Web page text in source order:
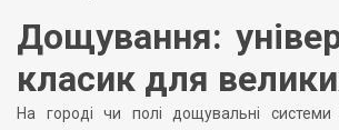
Дощування:
класик для
На городі чи полі дощувальні